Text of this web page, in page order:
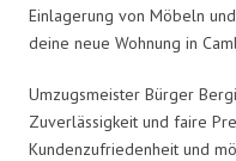
Einlagerung von Möbeln
deine neue Wohnung in
Umzugsmeister Bürger
Zuverlässigkeit und faire
Kundenzufriedenheit und